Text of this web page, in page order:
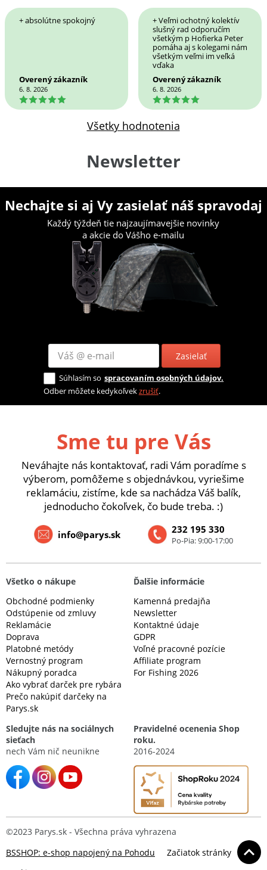
+ absolútne spokojný
Overený zákazník
6. 8. 2026
5
+ Veľmi ochotný kolektív
slušný rad odporučím
všetkým p Hofierka Peter
pomáha aj s kolegami nám
všetkým veľmi im veľká
vďaka
Overený zákazník
6. 8. 2026
5
Všetky hodnotenia
Newsletter
Nechajte si aj Vy zasielať náš spravodaj
Každý týždeň tie najzaujímavejšie novinky
a akcie do Vášho e-mailu
Zasielať
Súhlasím so spracovaním osobných údajov.
Odber môžete kedykoľvekzrušiť.
Sme tu pre Vás
Neváhajte nás kontaktovať, radi Vám poradíme s
výberom, pomôžeme s objednávkou, vyriešime
reklamáciu, zistíme, kde sa nachádza Váš balík,
jednoducho čokoľvek, čo bude treba. :)
232 195 330
Po-Pia: 9:00-17:00
info@parys.sk
Všetko o nákupe
Obchodné podmienky
Odstúpenie od zmluvy
Reklamácie
Doprava
Platobné metódy
Vernostný program
Nákupný poradca
Ako vybrať darček pre rybára
Prečo nakúpiť darčeky na
Parys.sk
Ďalšie informácie
Kamenná predajňa
Newsletter
Kontaktné údaje
GDPR
Voľné pracovné pozície
Affiliate program
For Fishing 2026
Sledujte nás na sociálnych
sieťach
nech Vám nič neunikne
Pravidelné ocenenia Shop
roku.
2016-2024
©2023 Parys.sk - Všechna práva vyhrazena
BSSHOP: e-shop napojený na Pohodu
Začiatok stránky